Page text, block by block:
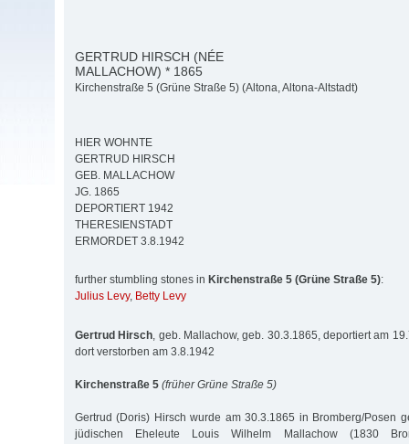
GERTRUD HIRSCH (NÉE
MALLACHOW) * 1865
Kirchenstraße 5 (Grüne Straße 5) (Altona, Altona-Altstadt)
HIER WOHNTE
GERTRUD HIRSCH
GEB. MALLACHOW
JG. 1865
DEPORTIERT 1942
THERESIENSTADT
ERMORDET 3.8.1942
further stumbling stones in Kirchenstraße 5 (Grüne Straße 5):
Julius Levy, Betty Levy
Gertrud Hirsch , geb. Mallachow, geb. 30.3.1865, deportiert am
dort verstorben am 3.8.1942
Kirchenstraße 5 (früher Grüne Straße 5)
Gertrud (Doris) Hirsch wurde am 30.3.1865 in Bromberg/Posen
jüdischen Eheleute Louis Wilhelm Mallachow (1830